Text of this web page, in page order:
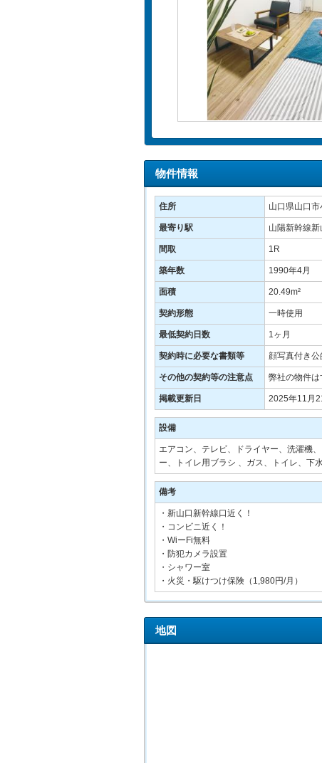
物件情報
住所 山口県山口
最寄り駅 山陽新幹線
間取 1R
築年数 1990年4月
面積 20.49m²
契約形態 一時使用
最低契約日数 1ヶ月
契約時に必要な書類等 顔写真付き
その他の契約等の注意点 弊社の物件
掲載更新日 2025年11月
設備
エアコン、テレビ、ドライヤー、洗濯機
ー、トイレ用ブラシ 、ガス、トイレ、下
備考
・新山口新幹線口近く！
・コンビニ近く！
・WiーFi無料
・防犯カメラ設置
・シャワー室
・火災・駆けつけ保険（1,980円/月）
地図